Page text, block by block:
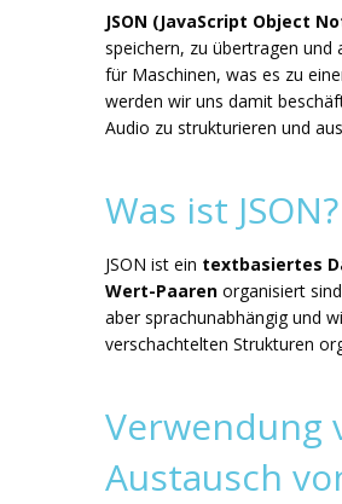
JSON (JavaScript Object
speichern, zu übertragen und
für Maschinen, was es zu
werden wir uns damit
Audio zu strukturieren und
Was ist JSON?
JSON ist ein textbasiertes
Wert-Paaren organisiert
aber sprachunabhängig und
verschachtelten Strukturen
Verwendung
Austausch